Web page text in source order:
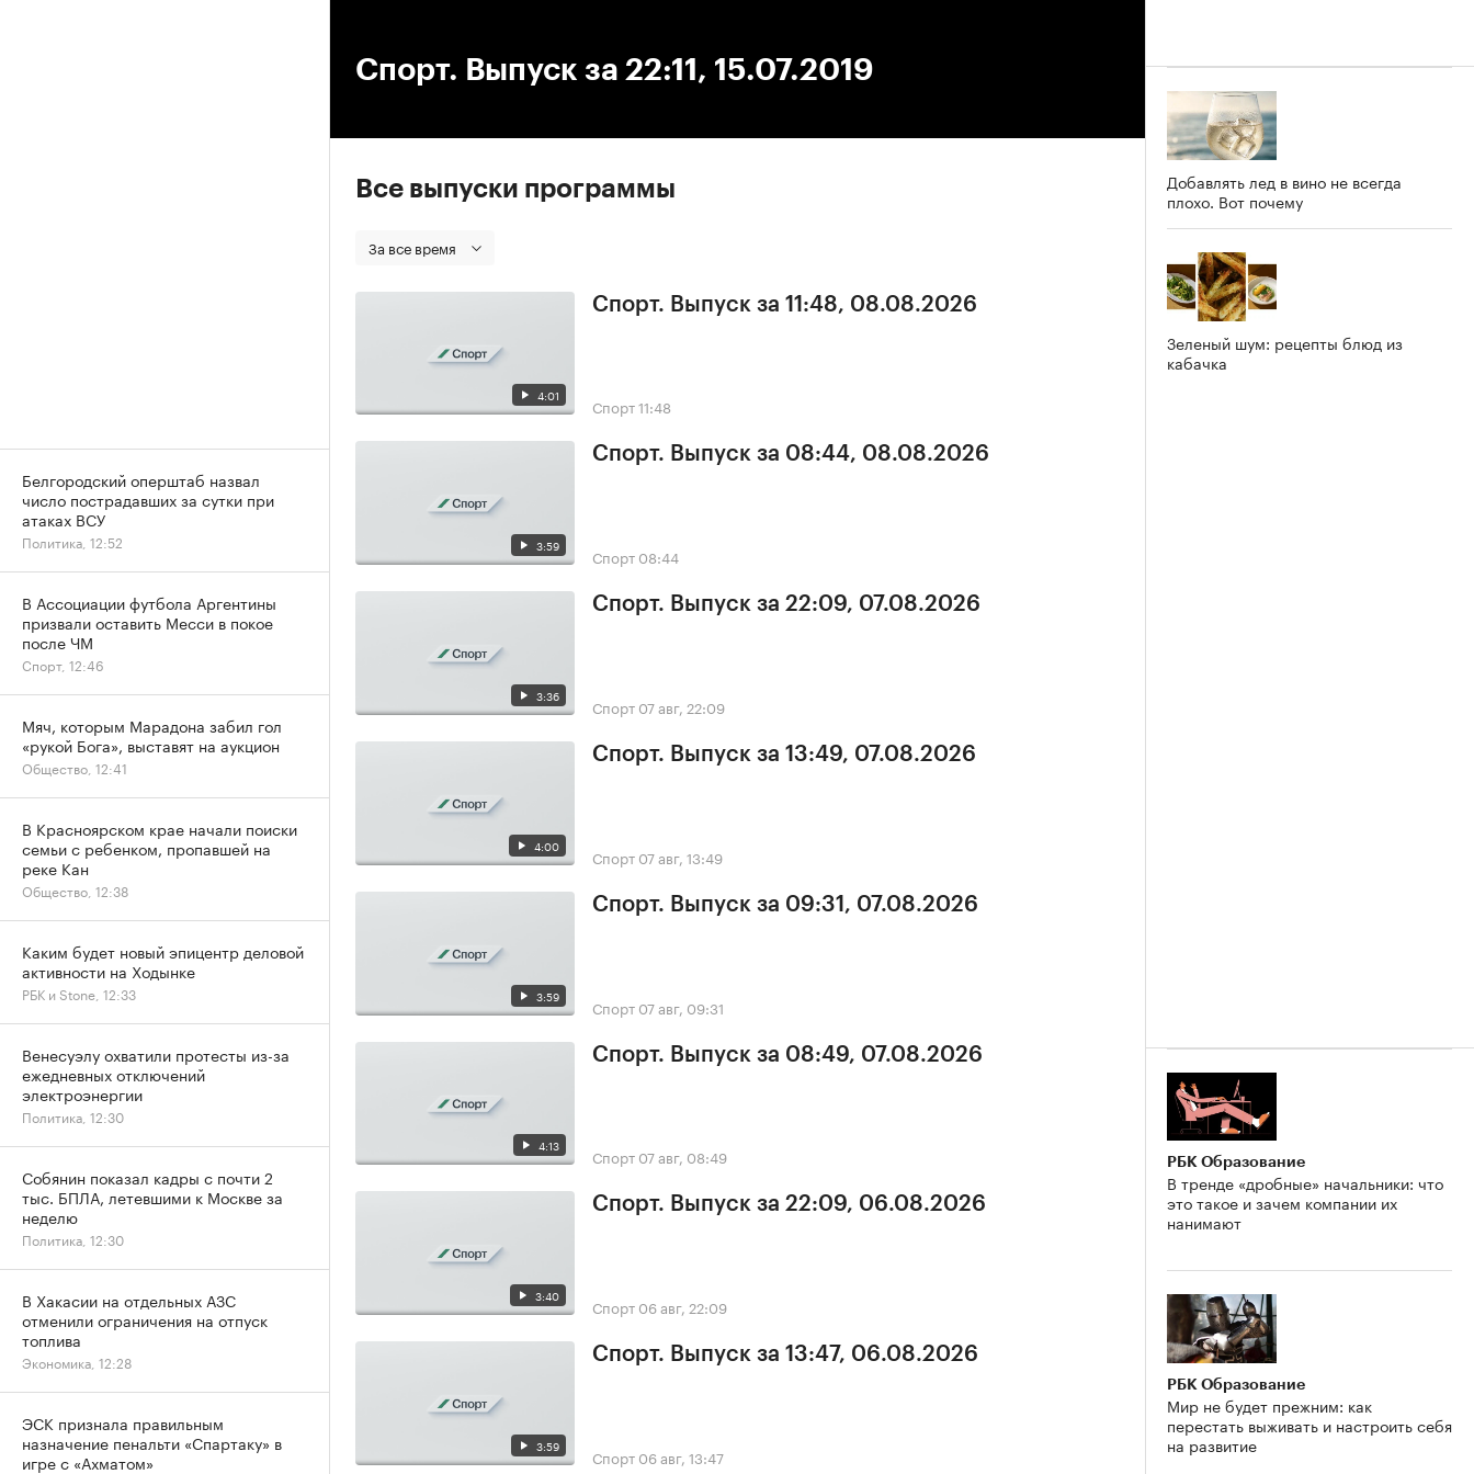
Спорт. Выпуск за 22:11, 15.07.2019
Все выпуски программы
За все время
4:01
Спорт. Выпуск за 11:48, 08.08.2026
Спорт11:48
3:59
Спорт. Выпуск за 08:44, 08.08.2026
Спорт 08:44
3:36
Спорт. Выпуск за 22:09, 07.08.2026
Спорт 07 авг, 22:09
4:00
Спорт. Выпуск за 13:49, 07.08.2026
Спорт 07 авг, 13:49
3:59
Спорт. Выпуск за 09:31, 07.08.2026
Спорт 07 авг, 09:31
4:13
Спорт. Выпуск за 08:49, 07.08.2026
Спорт 07 авг, 08:49
3:40
Спорт. Выпуск за 22:09, 06.08.2026
Спорт 06 авг, 22:09
3:59
Спорт. Выпуск за 13:47, 06.08.2026
Спорт 06 авг, 13:47
Добавлять лед в вино не всегда
плохо. Вот почему
Зеленый шум: рецепты блюд из
кабачка
РБК Образование
В тренде «дробные» начальники: что
это такое и зачем компании их
нанимают
РБК Образование
Мир не будет прежним: как
перестать выживать и настроить себя
на развитие
Белгородский оперштаб назвал
число пострадавших за сутки при
атаках ВСУ
Политика, 12:52
В Ассоциации футбола Аргентины
призвали оставить Месси в покое
после ЧМ
Спорт, 12:46
Мяч, которым Марадона забил гол
«рукой Бога», выставят на аукцион
Общество, 12:41
В Красноярском крае начали поиски
семьи с ребенком, пропавшей на
реке Кан
Общество, 12:38
Каким будет новый эпицентр деловой
активности на Ходынке
РБК и Stone, 12:33
Венесуэлу охватили протесты из-за
ежедневных отключений
электроэнергии
Политика, 12:30
Собянин показал кадры с почти 2
тыс. БПЛА, летевшими к Москве за
неделю
Политика, 12:30
В Хакасии на отдельных АЗС
отменили ограничения на отпуск
топлива
Экономика, 12:28
ЭСК признала правильным
назначение пенальти «Спартаку» в
игре с «Ахматом»